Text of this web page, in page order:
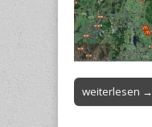
weiterlesen →